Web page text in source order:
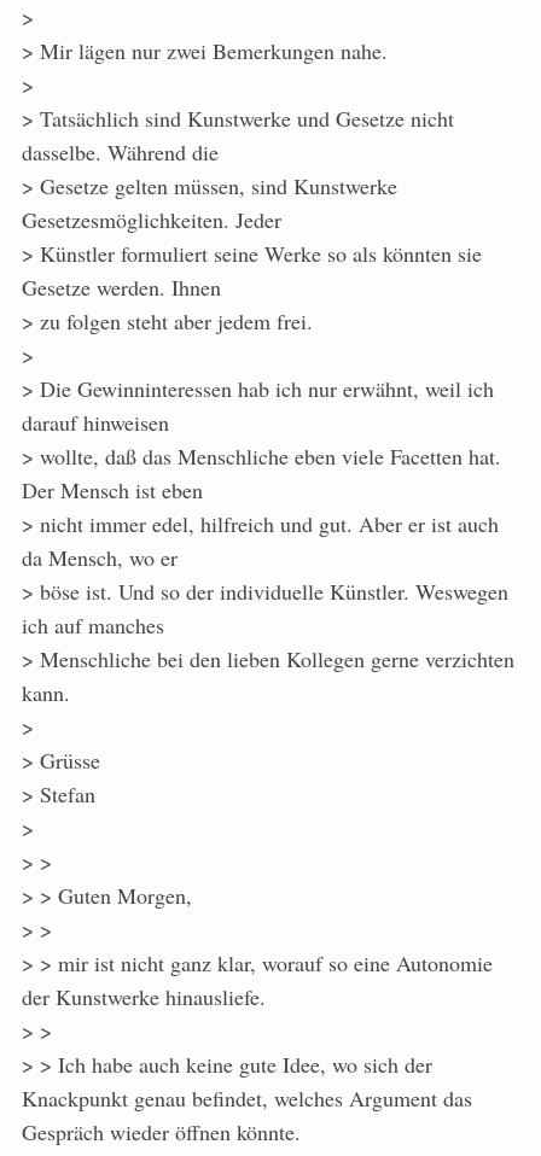
>
> Mir lägen nur zwei Bemerkungen nahe.
>
> Tatsächlich sind Kunstwerke und Gesetze nicht
dasselbe. Während die
> Gesetze gelten müssen, sind Kunstwerke
Gesetzesmöglichkeiten. Jeder
> Künstler formuliert seine Werke so als könnten sie
Gesetze werden. Ihnen
> zu folgen steht aber jedem frei.
>
> Die Gewinninteressen hab ich nur erwähnt, weil ich
darauf hinweisen
> wollte, daß das Menschliche eben viele Facetten hat.
Der Mensch ist eben
> nicht immer edel, hilfreich und gut. Aber er ist auch
da Mensch, wo er
> böse ist. Und so der individuelle Künstler. Weswegen
ich auf manches
> Menschliche bei den lieben Kollegen gerne verzichten
kann.
>
> Grüsse
> Stefan
>
> >
> > Guten Morgen,
> >
> > mir ist nicht ganz klar, worauf so eine Autonomie
der Kunstwerke hinausliefe.
> >
> > Ich habe auch keine gute Idee, wo sich der
Knackpunkt genau befindet, welches Argument das
Gespräch wieder öffnen könnte.